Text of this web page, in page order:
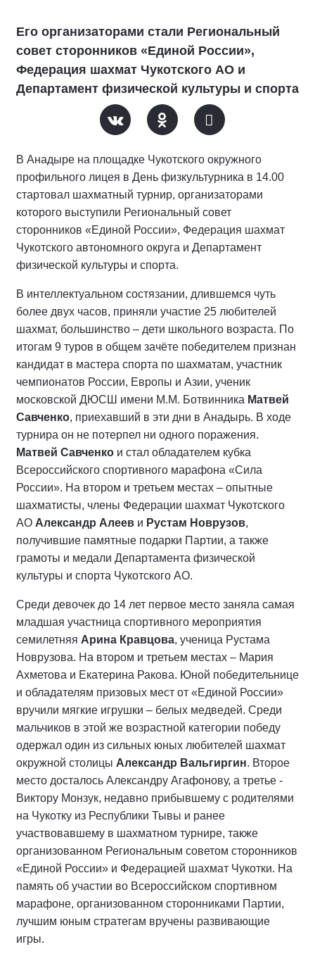
Его организаторами стали Региональный
совет сторонников «Единой России»,
Федерация шахмат Чукотского АО и
Департамент физической культуры и спорта
В Анадыре на площадке Чукотского окружного
профильного лицея в День физкультурника в 14.00
стартовал шахматный турнир, организаторами
которого выступили Региональный совет
сторонников «Единой России», Федерация шахмат
Чукотского автономного округа и Департамент
физической культуры и спорта.
В интеллектуальном состязании, длившемся чуть
более двух часов, приняли участие 25 любителей
шахмат, большинство – дети школьного возраста. По
итогам 9 туров в общем зачёте победителем признан
кандидат в мастера спорта по шахматам, участник
чемпионатов России, Европы и Азии, ученик
московской ДЮСШ имени М.М. Ботвинника Матвей
Савченко, приехавший в эти дни в Анадырь. В ходе
турнира он не потерпел ни одного поражения.
Матвей Савченко и стал обладателем кубка
Всероссийского спортивного марафона «Сила
России». На втором и третьем местах – опытные
шахматисты, члены Федерации шахмат Чукотского
АО Александр Алеев и Рустам Новрузов,
получившие памятные подарки Партии, а также
грамоты и медали Департамента физической
культуры и спорта Чукотского АО.
Среди девочек до 14 лет первое место заняла самая
младшая участница спортивного мероприятия
семилетняя Арина Кравцова, ученица Рустама
Новрузова. На втором и третьем местах – Мария
Ахметова и Екатерина Ракова. Юной победительнице
и обладателям призовых мест от «Единой России»
вручили мягкие игрушки – белых медведей. Среди
мальчиков в этой же возрастной категории победу
одержал один из сильных юных любителей шахмат
окружной столицы Александр Вальгиргин. Второе
место досталось Александру Агафонову, а третье -
Виктору Монзук, недавно прибывшему с родителями
на Чукотку из Республики Тывы и ранее
участвовавшему в шахматном турнире, также
организованном Региональным советом сторонников
«Единой России» и Федерацией шахмат Чукотки. На
память об участии во Всероссийском спортивном
марафоне, организованном сторонниками Партии,
лучшим юным стратегам вручены развивающие
игры.